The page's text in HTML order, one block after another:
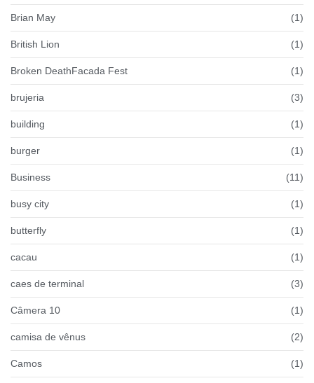
Brian May (1)
British Lion (1)
Broken DeathFacada Fest (1)
brujeria (3)
building (1)
burger (1)
Business (11)
busy city (1)
butterfly (1)
cacau (1)
caes de terminal (3)
Câmera 10 (1)
camisa de vênus (2)
Camos (1)